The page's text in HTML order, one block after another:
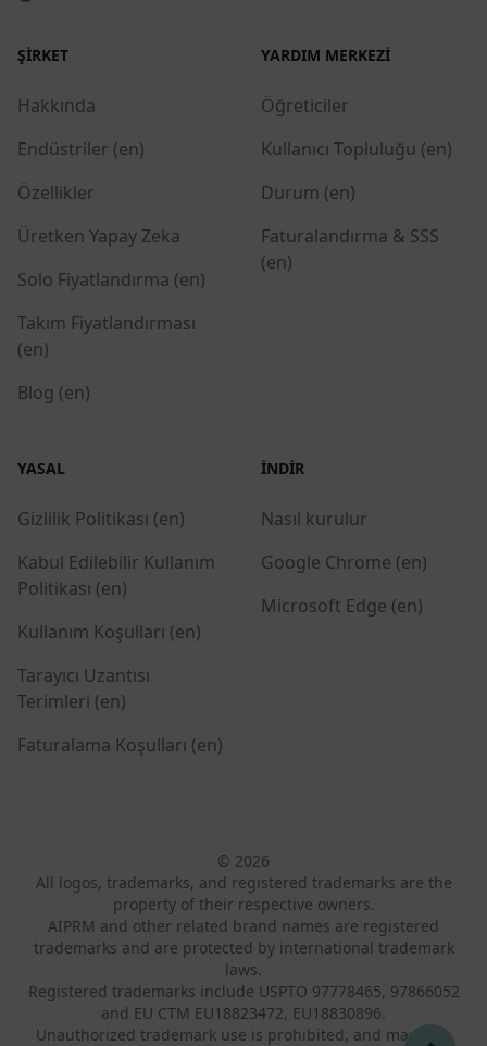
ŞIRKET
Hakkında
Endüstriler (en)
Özellikler
Üretken Yapay Zeka
Solo Fiyatlandırma (en)
Takım Fiyatlandırması
(en)
Blog (en)
YARDIM MERKEZI
Öğreticiler
Kullanıcı Topluluğu (en)
Durum (en)
Faturalandırma & SSS
(en)
YASAL
Gizlilik Politikası (en)
Kabul Edilebilir Kullanım
Politikası (en)
Kullanım Koşulları (en)
Tarayıcı Uzantısı
Terimleri (en)
Faturalama Koşulları (en)
İNDIR
Nasıl kurulur
Google Chrome (en)
Microsoft Edge (en)
© 2026
All logos, trademarks, and registered trademarks are the
property of their respective owners.
AIPRM and other related brand names are registered
trademarks and are protected by international trademark
laws.
Registered trademarks include USPTO 97778465, 97866052
and EU CTM EU18823472, EU18830896.
Unauthorized trademark use is prohibited, and may be a